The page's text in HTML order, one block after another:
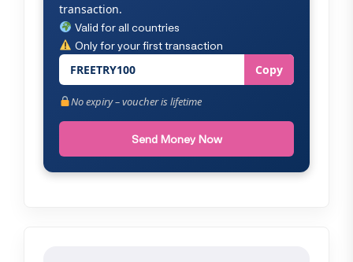
transaction.
Valid for all countries
Only for your first transaction
FREETRY100 Copy
No expiry – voucher is lifetime
Send Money Now